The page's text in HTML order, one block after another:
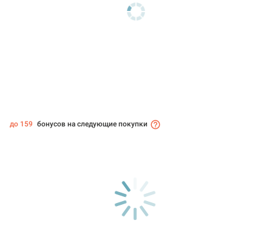
до 159 бонусов на следующие покупки